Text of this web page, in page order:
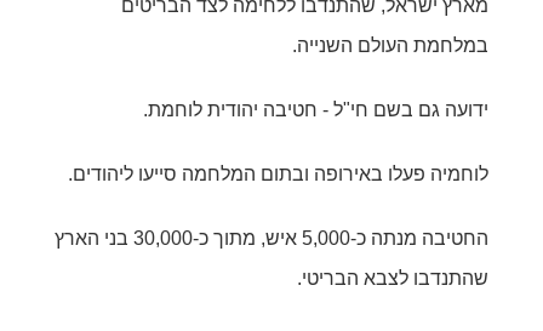
מארץ ישראל, שהתנדבו ללחימה לצד הבריטים
במלחמת העולם השנייה.
ידועה גם בשם חי"ל - חטיבה יהודית לוחמת.
לוחמיה פעלו באירופה ובתום המלחמה סייעו ליהודים.
החטיבה מנתה כ-5,000 איש, מתוך כ-30,000 בני הארץ
שהתנדבו לצבא הבריטי.